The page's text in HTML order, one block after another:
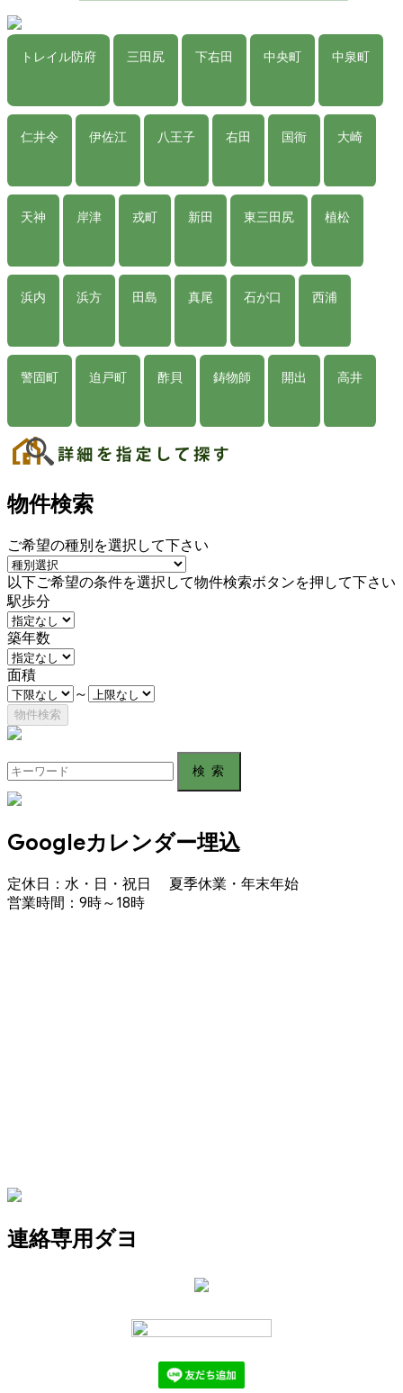
トレイル防府 三田尻 下右田 中央町 中泉町
仁井令 伊佐江 八王子 右田 国衙 大崎
天神 岸津 戎町 新田 東三田尻 植松
浜内 浜方 田島 真尾 石が口 西浦
警固町 迫戸町 酢貝 鋳物師 開出 高井
物件検索
ご希望の種別を選択して下さい
以下ご希望の条件を選択して物件検索ボタンを押して下さい
駅歩分
築年数
面積
～
for:
Googleカレンダー埋込
定休日：水・日・祝日 夏季休業・年末年始
営業時間：9時～18時
連絡専用ダヨ